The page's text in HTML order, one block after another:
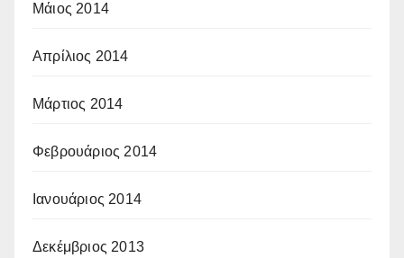
Μάιος 2014
Απρίλιος 2014
Μάρτιος 2014
Φεβρουάριος 2014
Ιανουάριος 2014
Δεκέμβριος 2013